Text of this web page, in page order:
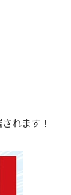
れます！